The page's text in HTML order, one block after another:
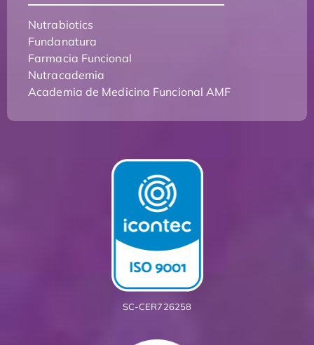
Nutrabiotics
Fundanatura
Farmacia Funcional
Nutracademia
Academia de Medicina Funcional AMF
SC-CER726258